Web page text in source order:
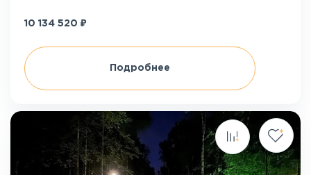
10 134 520 ₽
Подробнее